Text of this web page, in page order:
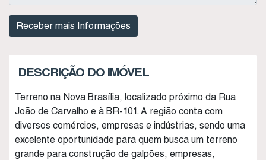
DESCRIÇÃO DO IMÓVEL
Terreno na Nova Brasília, localizado próximo da Rua
João de Carvalho e à BR-101. A região conta com
diversos comércios, empresas e indústrias, sendo uma
excelente oportunidade para quem busca um terreno
grande para construção de galpões, empresas,